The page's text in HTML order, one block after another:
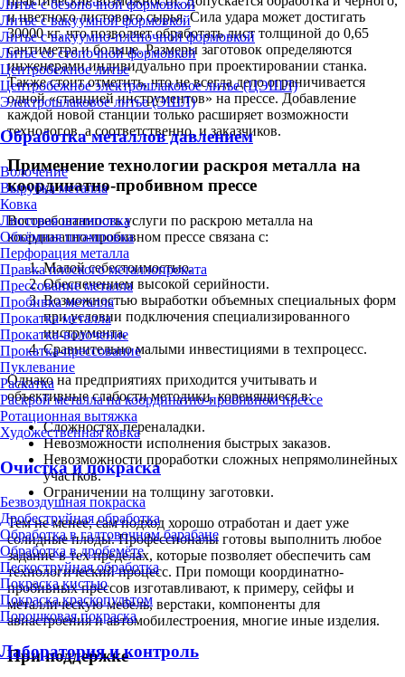
Литье с безопочной формовкой
Литье с вакуумной формовкой
Литье с вакуумно-плёночной формовкой
Литье со стопочной формовкой
Центробежное литье
Центробежное электрошлаковое литье (ЦЭШЛ)
Электрошлаковое литье (ЭШЛ)
Обработка металлов давлением
Волочение
Вырубка металла
Ковка
Листовая штамповка
Объёмная штамповка
Перфорация металла
Правка плоского металлопроката
Прессование металла
Пробивка металла
Прокатка металла
Прокатка-волочение
Прокатка-прессование
Пуклевание
Раскатка
Раскрой металла на координатно-пробивном прессе
Ротационная вытяжка
Художественная ковка
Очистка и покраска
Безвоздушная покраска
Дробеструйная обработка
Обработка в галтовочном барабане
Обработка в дробемёте
Пескоструйная обработка
Покраска кистью
Покраска краскопультом
Порошковая покраска
Лаборатория и контроль
и цветного листового сырья. Сила удара может достигать
30000 кг, что позволяет обработать лист толщиной до 0,65
сантиметра и больше. Размеры заготовок определяются
инженерами индивидуально при проектировании станка.
Также стоит отметить, что не всегда дело ограничивается
одной «станцией инструментов» на прессе. Добавление
каждой новой станции только расширяет возможности
технологов, а соответственно, и заказчиков.
Применение технологии раскроя металла на
координатно-пробивном прессе
Востребованность услуги по раскрою металла на
координатно-пробивном прессе связана с:
Малой себестоимостью.
Обеспечением высокой серийности.
Возможностью выработки объемных специальных форм
при условии подключения специализированного
инструмента.
Сравнительно малыми инвестициями в техпроцесс.
Однако на предприятиях приходится учитывать и
объективные слабости методики, коренящиеся в:
Сложностях переналадки.
Невозможности исполнения быстрых заказов.
Невозможности проработки сложных непрямолинейных
участков.
Ограничении на толщину заготовки.
Тем не менее, сам подход хорошо отработан и дает уже
солидные плоды. Профессионалы готовы выполнить любое
задание в тех пределах, которые позволяет обеспечить сам
технологический процесс. При помощи координатно-
пробивных прессов изготавливают, к примеру, сейфы и
металлическую мебель, верстаки, компоненты для
авиастроения и автомобилестроения, многие иные изделия.
При поддержке